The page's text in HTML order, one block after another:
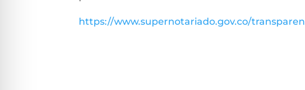
https://www.supernotariado.gov.co/